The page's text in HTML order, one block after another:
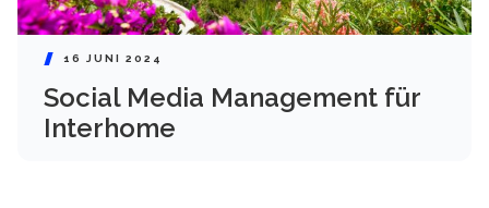
16 JUNI 2024
Social Media Management für
Interhome